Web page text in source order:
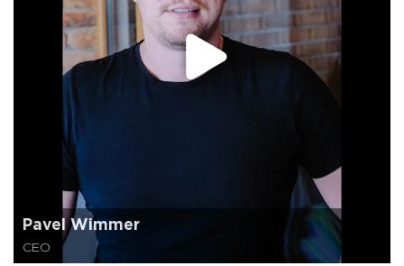
Pavel Wimmer
CEO